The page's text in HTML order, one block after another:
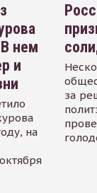
нем
и
на
за